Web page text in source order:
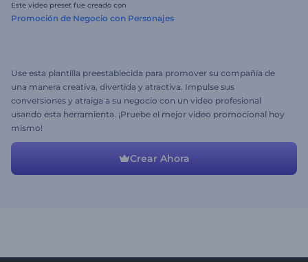
Este video preset fue creado con
Promoción de Negocio con Personajes
Use esta plantilla preestablecida para promover su compañía de
una manera creativa, divertida y atractiva. Impulse sus
conversiones y atraiga a su negocio con un video profesional
usando esta herramienta. ¡Pruebe el mejor video promocional hoy
mismo!
Crear Ahora